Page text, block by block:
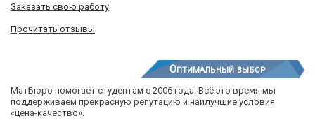
Заказать свою работу
Прочитать отзывы
Оптимальный выбор
МатБюро помогает студентам с 2006 года. Всё это время мы
поддерживаем прекрасную репутацию и наилучшие условия
«цена-качество».